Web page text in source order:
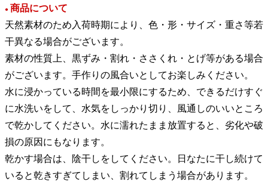
● 商品について
天然素材のため入荷時期により、色・形・サイズ・重さ等若
干異なる場合がございます。
素材の性質上、黒ずみ・割れ・ささくれ・とげ等がある場合
がございます。手作りの風合いとしてお楽しみください。
水に浸かっている時間を最小限にするため、できるだけすぐ
に水洗いをして、水気をしっかり切り、風通しのいいところ
で乾かしてください。水に濡れたまま放置すると、劣化や破
損の原因にもなります。
乾かす場合は、陰干しをしてください。日なたに干し続けて
いると乾きすぎてしまい、割れてしまう場合があります。